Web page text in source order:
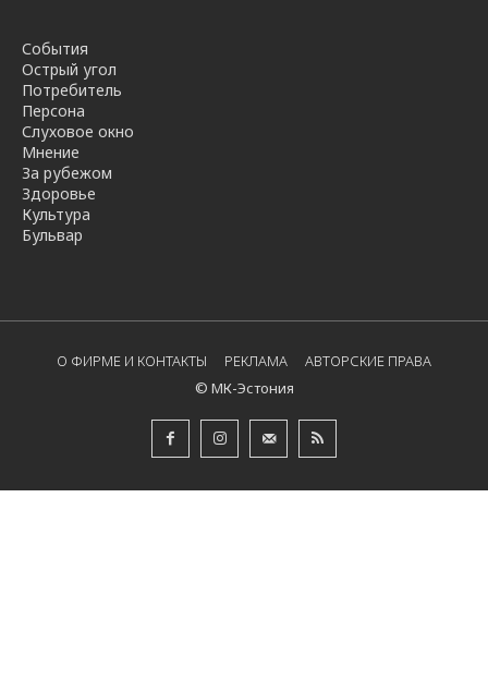
События
Острый угол
Потребитель
Персона
Слуховое окно
Мнение
За рубежом
Здоровье
Культура
Бульвар
О ФИРМЕ И КОНТАКТЫ РЕКЛАМА
АВТОРСКИЕ ПРАВА
© МК-Эстония